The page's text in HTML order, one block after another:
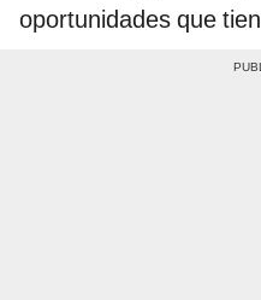
oportunidades que